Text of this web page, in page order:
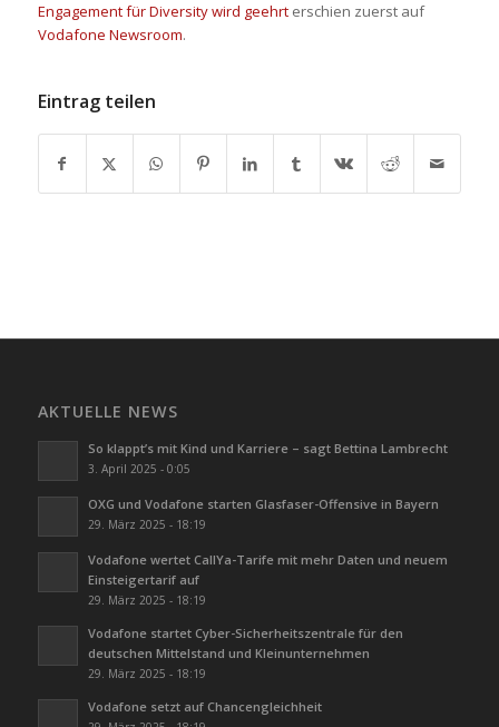
Engagement für Diversity wird geehrterschien zuerst auf
Vodafone Newsroom.
Eintrag teilen
AKTUELLE NEWS
So klappt’s mit Kind und Karriere – sagt Bettina Lambrecht
3. April 2025 - 0:05
OXG und Vodafone starten Glasfaser-Offensive in Bayern
29. März 2025 - 18:19
Vodafone wertet CallYa-Tarife mit mehr Daten und neuem
Einsteigertarif auf
29. März 2025 - 18:19
Vodafone startet Cyber-Sicherheitszentrale für den
deutschen Mittelstand und Kleinunternehmen
29. März 2025 - 18:19
Vodafone setzt auf Chancengleichheit